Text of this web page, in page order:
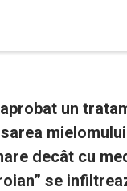
un
decât cu
se